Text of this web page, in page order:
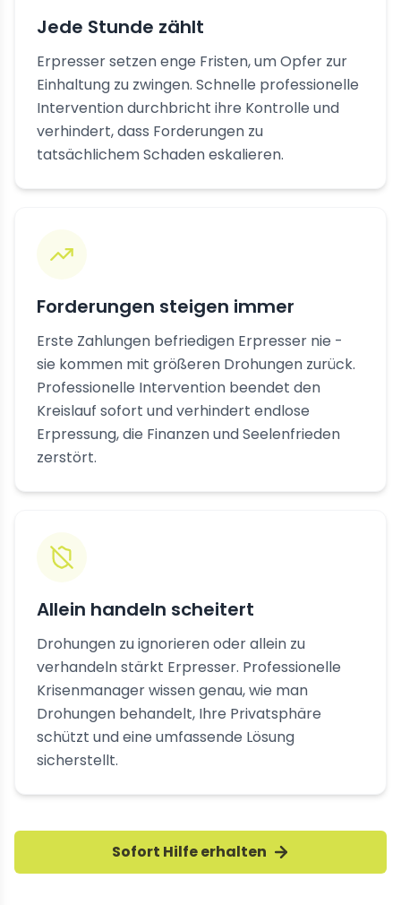
Jede Stunde zählt
Erpresser setzen enge Fristen, um Opfer zur
Einhaltung zu zwingen. Schnelle professionelle
Intervention durchbricht ihre Kontrolle und
verhindert, dass Forderungen zu
tatsächlichem Schaden eskalieren.
Forderungen steigen immer
Erste Zahlungen befriedigen Erpresser nie -
sie kommen mit größeren Drohungen zurück.
Professionelle Intervention beendet den
Kreislauf sofort und verhindert endlose
Erpressung, die Finanzen und Seelenfrieden
zerstört.
Allein handeln scheitert
Drohungen zu ignorieren oder allein zu
verhandeln stärkt Erpresser. Professionelle
Krisenmanager wissen genau, wie man
Drohungen behandelt, Ihre Privatsphäre
schützt und eine umfassende Lösung
sicherstellt.
Sofort Hilfe erhalten